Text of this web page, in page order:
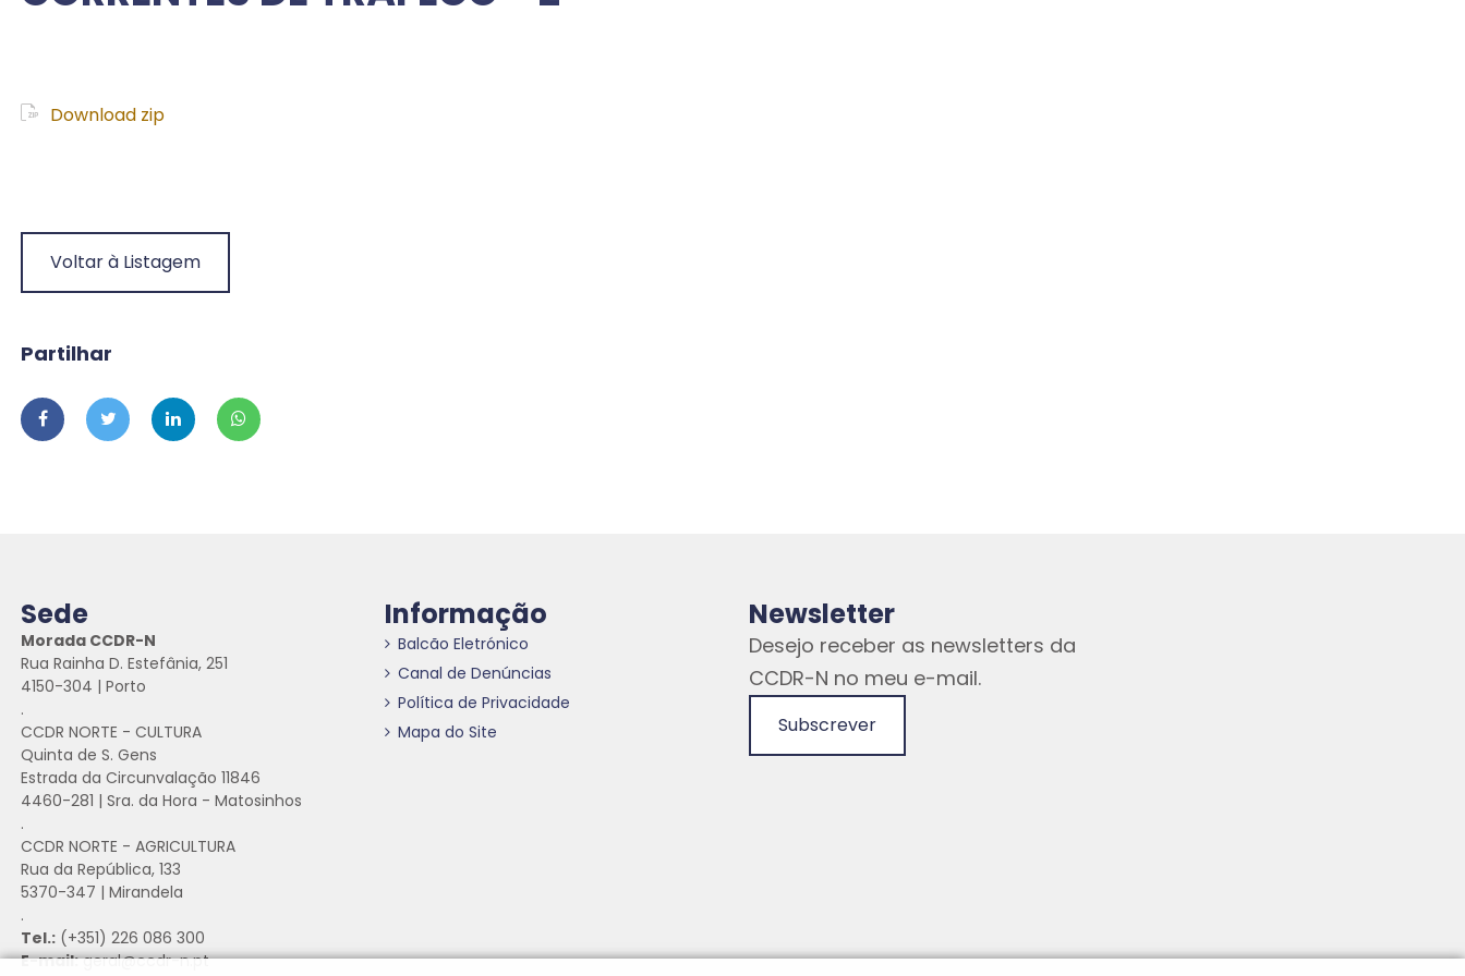
Download zip
Voltar à Listagem
Partilhar
Sede
Morada CCDR-N
Rua Rainha D. Estefânia, 251
4150-304 | Porto
.
CCDR NORTE - CULTURA
Quinta de S. Gens
Estrada da Circunvalação 11846
4460-281 | Sra. da Hora - Matosinhos
.
CCDR NORTE - AGRICULTURA
Rua da República, 133
5370-347 | Mirandela
.
Tel.: (+351) 226 086 300
E-mail:geral@ccdr-n.pt
Informação
Balcão Eletrónico
Canal de Denúncias
Política de Privacidade
Mapa do Site
Newsletter
Desejo receber as newsletters da
CCDR-N no meu e-mail.
Subscrever